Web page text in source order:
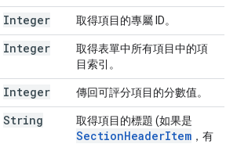
Integer 取得項目的專屬 ID。
Integer
取得表單中所有項目中的項
目索引。
Integer 傳回可評分項目的分數值。
String 取得項目的標題 (如果是
SectionHeaderItem ，有